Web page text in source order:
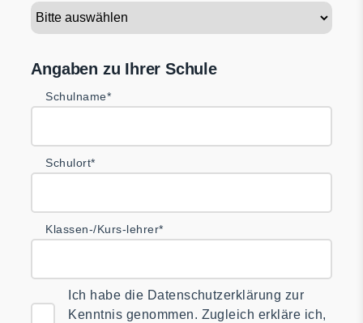
Angaben zu Ihrer Schule
Schulname*
Schulort*
Klassen-/Kurs-lehrer*
Ich habe die Datenschutzerklärung zur
Kenntnis genommen. Zugleich erkläre ich,